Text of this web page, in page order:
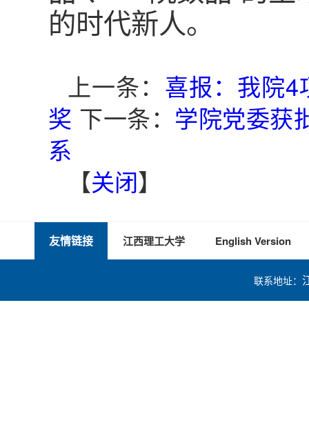
的时代新人。
上一条： 喜报：我院
奖 下一条： 学院党委获
系
【关闭】
友情链接 江西理工大学 English Version
联系地址：